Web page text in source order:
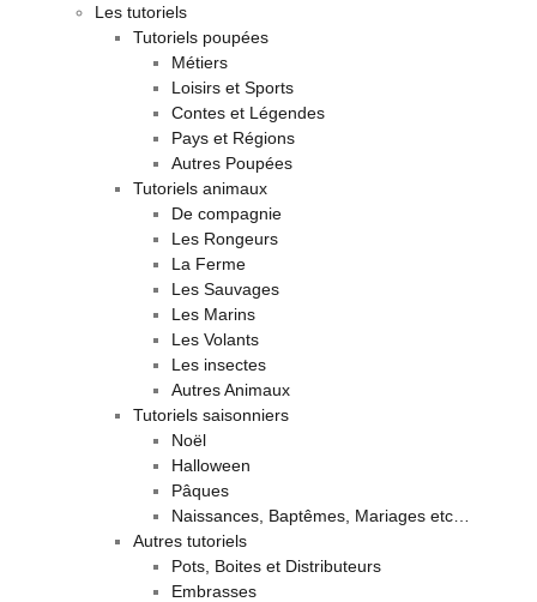
Les tutoriels
Tutoriels poupées
Métiers
Loisirs et Sports
Contes et Légendes
Pays et Régions
Autres Poupées
Tutoriels animaux
De compagnie
Les Rongeurs
La Ferme
Les Sauvages
Les Marins
Les Volants
Les insectes
Autres Animaux
Tutoriels saisonniers
Noël
Halloween
Pâques
Naissances, Baptêmes, Mariages etc…
Autres tutoriels
Pots, Boites et Distributeurs
Embrasses